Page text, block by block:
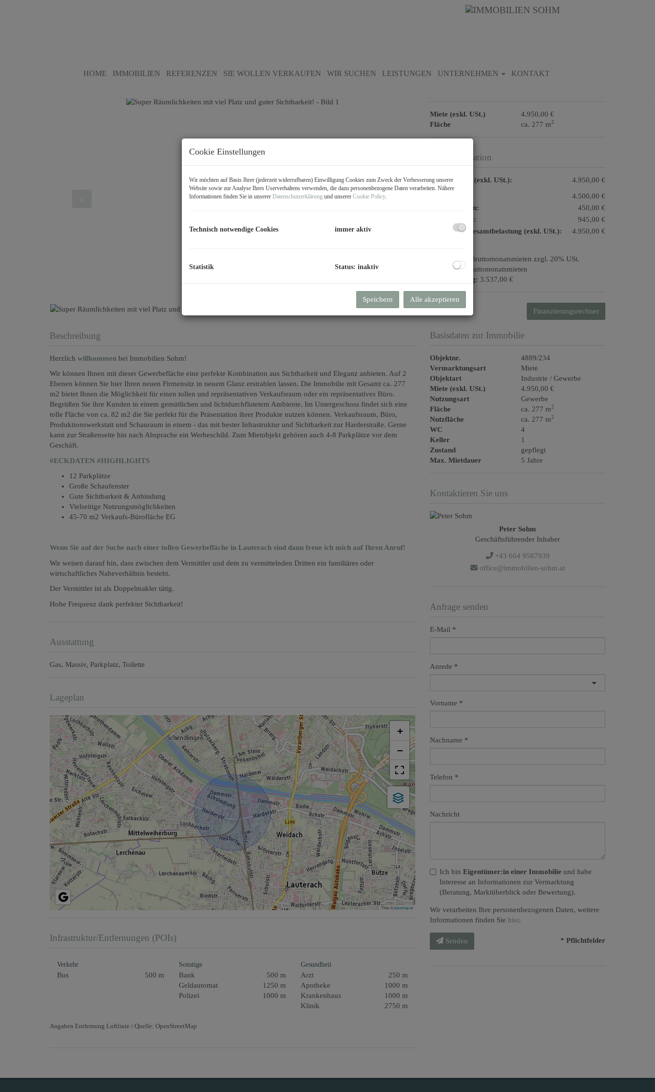
HOME IMMOBILIEN REFERENZEN SIE WOLLEN VERKAUFEN WIR SUCHEN LEISTUNGEN UNTERNEHMEN KONTAKT
Beschreibung
Herzlich willkommen bei Immobilien Sohm!
Wir können Ihnen mit dieser Gewerbefläche eine perfekte Kombination aus Sichtbarkeit und Eleganz anbieten. Auf 2
Ebenen können Sie hier Ihren neuen Firmensitz in neuem Glanz erstrahlen lassen. Die Immobilie mit Gesamt ca. 277
m2 bietet Ihnen die Möglichkeit für einen tollen und repräsentativen Verkaufsraum oder ein repräsentatives Büro.
Begrüßen Sie ihre Kunden in einem gemütlichen und lichtdurchflutetem Ambiente. Im Untergeschoss findet sich eine
tolle Fläche von ca. 82 m2 die Sie perfekt für die Präsentation ihrer Produkte nutzen können. Verkaufsraum, Büro,
Produktionswerkstatt und Schauraum in einem - das mit bester Infrastruktur und Sichtbarkeit zur Harderstraße. Gerne
kann zur Straßenseite hin nach Absprache ein Werbeschild. Zum Mietobjekt gehören auch 4-8 Parkplätze vor dem
Geschäft.
#ECKDATEN #HIGHLIGHTS
12 Parkplätze
Große Schaufenster
Gute Sichtbarkeit & Anbindung
Vielseitige Nutzungsmöglichkeiten
45-70 m2 Verkaufs-Bürofläche EG
Wenn Sie auf der Suche nach einer tollen Gewerbefläche in Lauterach sind dann freue ich mich auf Ihren Anruf!
Wir weisen darauf hin, dass zwischen dem Vermittler und dem zu vermittelnden Dritten ein familiäres oder
wirtschaftliches Naheverhältnis besteht.
Der Vermittler ist als Doppelmakler tätig.
Hohe Frequenz dank perfekter Sichtbarkeit!
Ausstattung
Gas Massiv Parkplatz Toilette
Lageplan
+
−
Tiles ©basemap.at
Infrastruktur/Entfernungen (POIs)
Verkehr
Bus 500 m
Sonstige
Bank
500 m
Geldautomat
1250 m
Polizei
1000 m
Gesundheit
Arzt
250 m
Apotheke
1000 m
Krankenhaus
1000 m
Klinik
2750 m
Angaben Entfernung Luftlinie / Quelle: OpenStreetMap
Miete (exkl. USt.)
4.950,00 €
Fläche
ca. 277 m2
Preisinformation
Gesamtmiete (exkl. USt.): 4.950,00 €
4.500,00 €
Betriebskosten:
450,00 €
Umsatzsteuer:
945,00 €
monatliche Gesamtbelastung (exkl. USt.):
4.950,00 €
3 Bruttomonatsmieten zzgl. 20% USt.
Kaution: 3 Bruttomonatsmieten
Vergebührung: 3.537,00 €
Finanzierungsrechner
Basisdaten zur Immobilie
Objektnr.
4889/234
Vermarktungsart
Miete
Objektart
Industrie / Gewerbe
Miete (exkl. USt.)
4.950,00 €
Nutzungsart
Gewerbe
Fläche
ca. 277 m2
Nutzfläche ca. 277 m2
WC
4
Keller
1
Zustand
gepflegt
Max. Mietdauer
5 Jahre
Kontaktieren Sie uns
Peter Sohm
Geschäftsführender Inhaber
+43 664 9587939
office@immobilien-sohm.at
Anfrage senden
E-Mail
Anrede
Vorname
Nachname
Telefon
Nachricht
Ich bin Eigentümer:in einer Immobilie und habe
Interesse an Informationen zur Vermarktung
(Beratung, Marktüberblick oder Bewertung).
Wir verarbeiten Ihre personenbezogenen Daten, weitere
Informationen finden Sie hier.
Senden * Pflichtfelder
Cookie Einstellungen
Wir möchten auf Basis Ihrer (jederzeit widerrufbaren) Einwilligung Cookies zum Zweck der Verbesserung unserer
Website sowie zur Analyse Ihres Userverhaltens verwenden, die dazu personenbezogene Daten verarbeiten. Nähere
Informationen finden Sie in unserer Datenschutzerklärung und unserer Cookie Policy.
Technisch notwendige Cookies immer aktiv
Statistik Status: inaktiv
Speichern Alle akzeptieren